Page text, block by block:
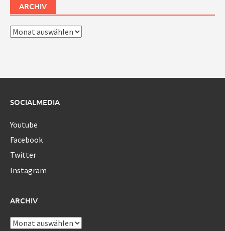
ARCHIV
Archiv
SOCIALMEDIA
Youtube
Facebook
Twitter
Instagram
ARCHIV
Archiv